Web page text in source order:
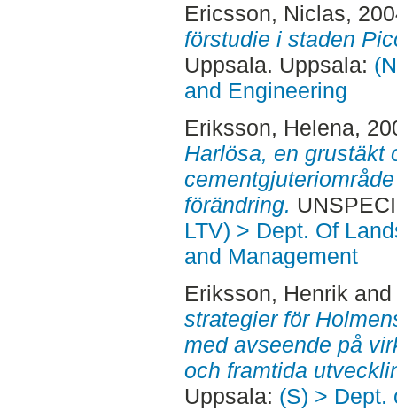
Ericsson, Niclas,
förstudie i staden
Uppsala. Uppsala:
and Engineering
Eriksson, Helena,
Harlösa, en grustäkt
förändring.
LTV) > Dept. Of
and Management
Eriksson, Henrik and
strategier för
med avseende på
och framtida
Uppsala: (S) > Dept.